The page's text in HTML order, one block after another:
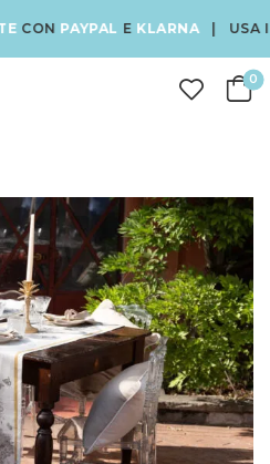
PAYPALEKLARNA| USA IL
0